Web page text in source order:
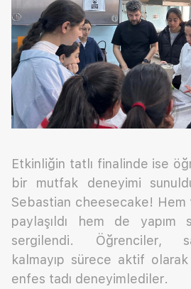
Etkinliğin tatlı finalinde ise
bir mutfak deneyimi
Sebastian cheesecake! Hem
paylaşıldı hem de yapım
sergilendi. Öğrenciler,
kalmayıp sürece aktif
enfes tadı deneyimlediler.